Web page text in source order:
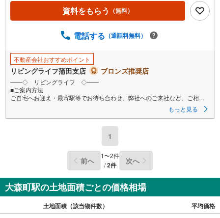
資料をもらう （無料）
電話する （通話料無料）
不動産会社おすすめポイント
リビングライフ蒲田支店 ブロンズ推奨店
━━◇ リビングライフ ◇━━
■ご案内方法
ご自宅へお迎え・最寄駅等でお待ち合わせ、弊社へのご来社など、ご相談
くださいませ。ご希望があれば周辺環境、お客様の希望に合わせた物件な
事前に鍵の手配が必要な場合がありますので、お早目にご連絡をいただけ
■資金のご相談もお気軽にどうぞ！
ライフプラン作成や住宅ローンはどこの銀行がいい？適切な借入額は？な
どご質問にもFPがしっかりとお答えいたします
■キッズスペースもご用意
実させておりますので、ご安心下さい
もっと見る
1
前へ 1〜2件
/2件 次へ
大森町駅の土地面積ごとの価格相場
土地面積（該当物件数） 平均価格